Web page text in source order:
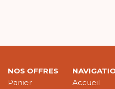
NOS OFFRES
Panier
Accueil